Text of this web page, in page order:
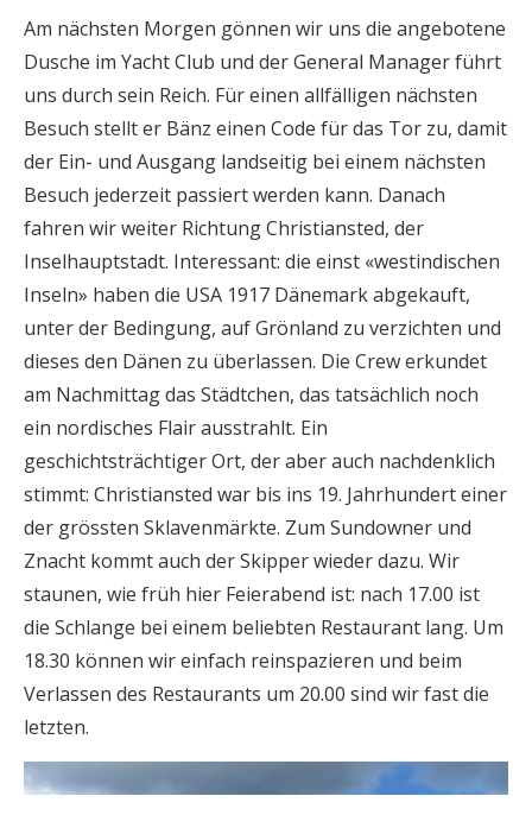
Am nächsten Morgen gönnen wir uns die angebotene
Dusche im Yacht Club und der General Manager führt
uns durch sein Reich. Für einen allfälligen nächsten
Besuch stellt er Bänz einen Code für das Tor zu, damit
der Ein- und Ausgang landseitig bei einem nächsten
Besuch jederzeit passiert werden kann. Danach
fahren wir weiter Richtung Christiansted, der
Inselhauptstadt. Interessant: die einst «westindischen
Inseln» haben die USA 1917 Dänemark abgekauft,
unter der Bedingung, auf Grönland zu verzichten und
dieses den Dänen zu überlassen. Die Crew erkundet
am Nachmittag das Städtchen, das tatsächlich noch
ein nordisches Flair ausstrahlt. Ein
geschichtsträchtiger Ort, der aber auch nachdenklich
stimmt: Christiansted war bis ins 19. Jahrhundert einer
der grössten Sklavenmärkte. Zum Sundowner und
Znacht kommt auch der Skipper wieder dazu. Wir
staunen, wie früh hier Feierabend ist: nach 17.00 ist
die Schlange bei einem beliebten Restaurant lang. Um
18.30 können wir einfach reinspazieren und beim
Verlassen des Restaurants um 20.00 sind wir fast die
letzten.